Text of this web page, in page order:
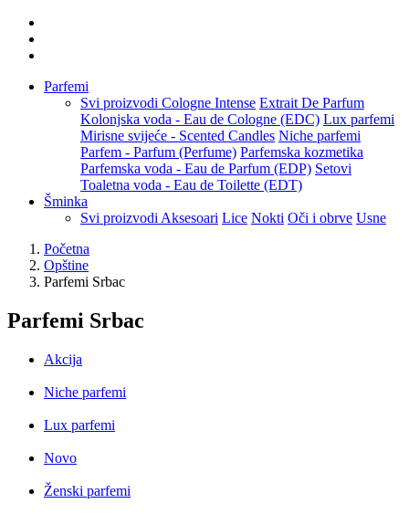
Parfemi
Svi proizvodi Cologne Intense Extrait De Parfum
Kolonjska voda - Eau de Cologne (EDC) Lux parfemi
Mirisne svijeće - Scented Candles Niche parfemi
Parfem - Parfum (Perfume) Parfemska kozmetika
Parfemska voda - Eau de Parfum (EDP) Setovi
Toaletna voda - Eau de Toilette (EDT)
Šminka
Svi proizvodi Aksesoari Lice Nokti Oči i obrve Usne
Početna
Opštine
Parfemi Srbac
Parfemi Srbac
Akcija
Niche parfemi
Lux parfemi
Novo
Ženski parfemi